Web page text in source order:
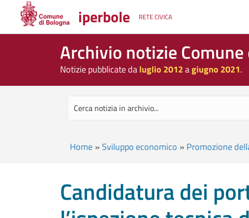
iperbole RETE CIVICA
Archivio notizie
Notizie pubblicate daluglio 2012agiugno 2021.
Home » Sviluppo economico » Promozione
Candidatura dei